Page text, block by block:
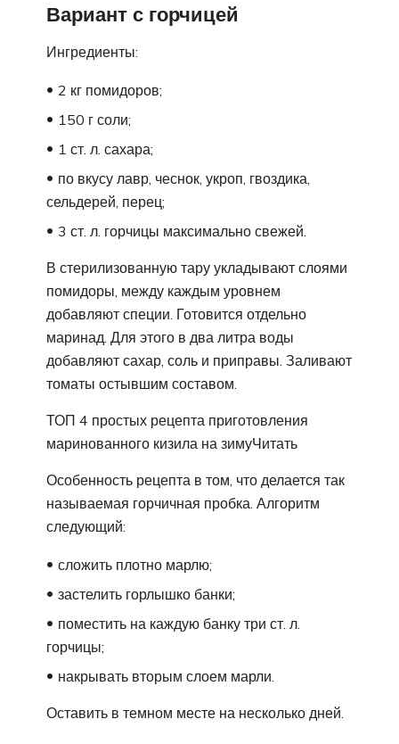
Вариант с горчицей
Ингредиенты:
2 кг помидоров;
150 г соли;
1 ст. л. сахара;
по вкусу лавр, чеснок, укроп, гвоздика,
сельдерей, перец;
3 ст. л. горчицы максимально свежей.
В стерилизованную тару укладывают слоями
помидоры, между каждым уровнем
добавляют специи. Готовится отдельно
маринад. Для этого в два литра воды
добавляют сахар, соль и приправы. Заливают
томаты остывшим составом.
ТОП 4 простых рецепта приготовления
маринованного кизила на зимуЧитать
Особенность рецепта в том, что делается так
называемая горчичная пробка. Алгоритм
следующий:
сложить плотно марлю;
застелить горлышко банки;
поместить на каждую банку три ст. л.
горчицы;
накрывать вторым слоем марли.
Оставить в темном месте на несколько дней.